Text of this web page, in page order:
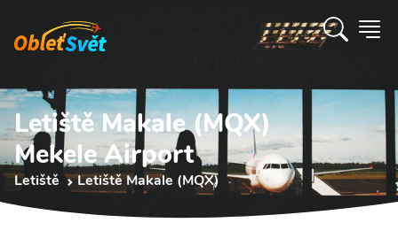
Letiště Makale (MQX)
Mekele Airport
Letiště Letiště Makale (MQX)